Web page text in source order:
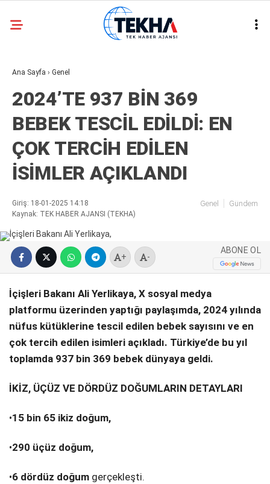
WhatsApp İhbar
Hattı
24
ASAYIŞ
GÜNDEM
GENEL
EKONOMI
SIYASET
METEOROLOJI
SPOR
SERVISLER
Ana Sayfa › Genel
2024’TE 937 BİN 369
BEBEK TESCİL EDİLDİ: EN
ÇOK TERCİH EDİLEN
İSİMLER AÇIKLANDI
Giriş: 18-01-2025 14:18
Kaynak: TEK HABER AJANSI (TEKHA)
Genel Gündem
+ -
ABONE OL
İçişleri Bakanı Ali Yerlikaya, X sosyal medya
platformu üzerinden yaptığı paylaşımda, 2024 yılında
nüfus kütüklerine tescil edilen bebek sayısını ve en
çok tercih edilen isimleri açıkladı. Türkiye’de bu yıl
toplamda 937 bin 369 bebek dünyaya geldi.
İKİZ, ÜÇÜZ VE DÖRDÜZ DOĞUMLARIN DETAYLARI
•15 bin 65 ikiz doğum,
•290 üçüz doğum,
•6 dördüz doğum gerçekleşti.